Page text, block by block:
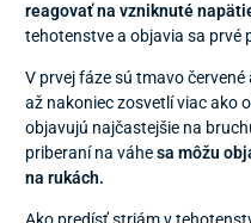
reagovať na vzniknuté
tehotenstve a objavia sa prvé
V prvej fáze sú tmavo
až nakoniec zosvetlí viac ako
objavujú najčastejšie na
priberaní na váhesa môžu
na rukách.